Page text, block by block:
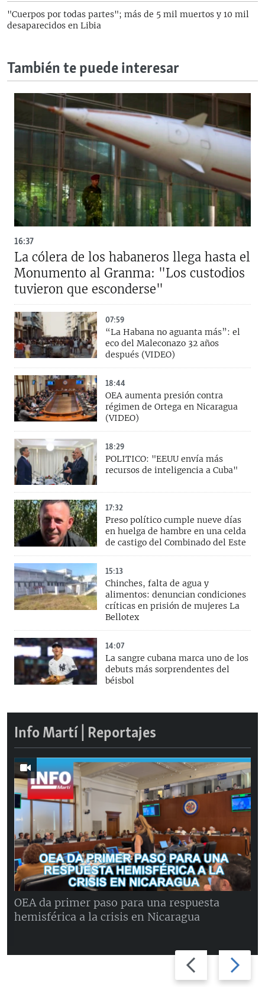
"Cuerpos por todas partes"; más de 5 mil muertos y 10 mil
desaparecidos en Libia
También te puede interesar
16:37
La cólera de los habaneros llega hasta el
Monumento al Granma: "Los custodios
tuvieron que esconderse"
07:59
“La Habana no aguanta más”: el
eco del Maleconazo 32 años
después (VIDEO)
18:44
OEA aumenta presión contra
régimen de Ortega en Nicaragua
(VIDEO)
18:29
POLITICO: "EEUU envía más
recursos de inteligencia a Cuba"
17:32
Preso político cumple nueve días
en huelga de hambre en una celda
de castigo del Combinado del Este
15:13
Chinches, falta de agua y
alimentos: denuncian condiciones
críticas en prisión de mujeres La
Bellotex
14:07
La sangre cubana marca uno de los
debuts más sorprendentes del
béisbol
Info Martí | Reportajes
Previous
slide
Next
slide
OEA da primer paso para una respuesta
hemisférica a la crisis en Nicaragua